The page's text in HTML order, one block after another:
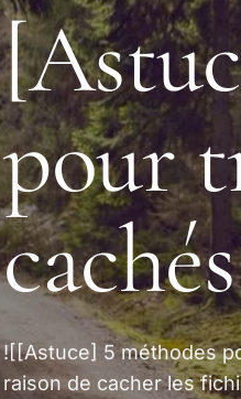
pour
![[Astuce] 5 méthodes
raison de cacher les